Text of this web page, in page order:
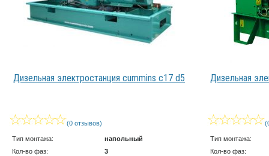
Дизельная электростанция cummins c17 d5
(0 отзывов)
Тип монтажа:
напольный
Кол-во фаз:
3
Дизельная
Тип монтажа:
Кол-во фаз: